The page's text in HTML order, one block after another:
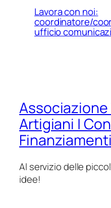
Lavora con noi:
coordinatore/
ufficio
Artigiani |
Al servizio delle
idee!